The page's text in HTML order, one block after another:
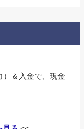
）＆入金で、現金